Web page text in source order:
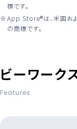
標です。
App Store®は、米国お
の商標です。
ビーワーク
Features